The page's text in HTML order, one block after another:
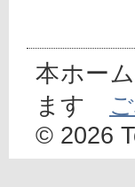
本ホー
ます
© 2026